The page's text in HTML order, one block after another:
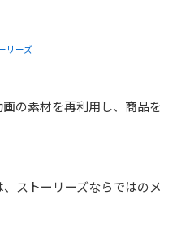
リーズ
の素材を再利用し、商品を
ストーリーズならではのメ